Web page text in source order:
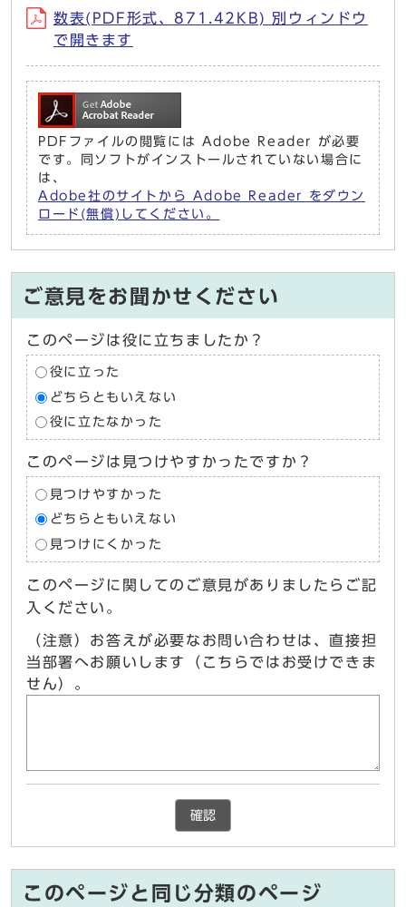
数表(PDF形式、871.42KB) 別ウィンドウ
で開きます
PDFファイルの閲覧には Adobe Reader が必要
です。同ソフトがインストールされていない場合に
は、
Adobe社のサイトから Adobe Reader をダウン
ロード(無償)してください。
ご意見をお聞かせください
このページは役に立ちましたか？
役に立った
どちらともいえない
役に立たなかった
このページは見つけやすかったですか？
見つけやすかった
どちらともいえない
見つけにくかった
このページに関してのご意見がありましたらご記
入ください。
（注意）お答えが必要なお問い合わせは、直接担
当部署へお願いします（こちらではお受けできま
せん）。
確認
このページと同じ分類のページ